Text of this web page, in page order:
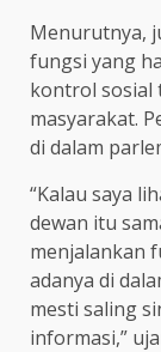
Menurutnya,
fungsi yang
kontrol sosial
masyarakat.
di dalam
“Kalau saya
dewan itu
menjalankan
adanya di
mesti saling
informasi,”